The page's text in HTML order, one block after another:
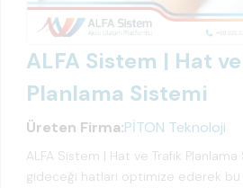
ALFA Sistem | Hat
Planlama Sistemi
Üreten Firma:PİTON Teknoloji
ALFA Sistem | Hat ve Trafik Planlama
gideceği hatları optimize ederek bu